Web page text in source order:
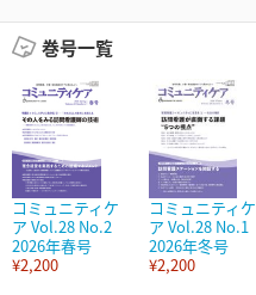
巻号一覧
コミュニティケ
ア Vol.28 No.2
2026年春号
¥2,200
コミュニティケ
ア Vol.28 No.1
2026年冬号
¥2,200